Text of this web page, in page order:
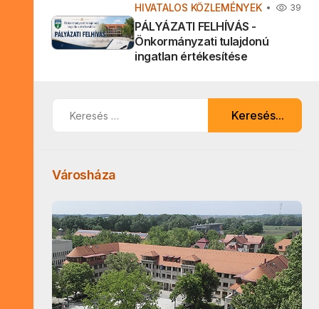
HIVATALOS KÖZLEMÉNYEK 39
PÁLYÁZATI FELHÍVÁS -
Önkormányzati tulajdonú
ingatlan értékesítése
Keresés...
Városháza